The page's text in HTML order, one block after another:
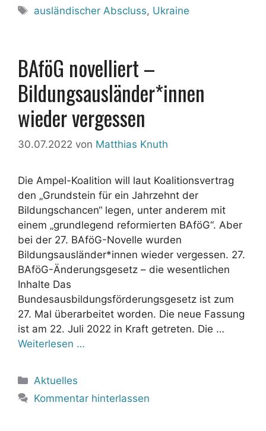
Schlagwörter
ausländischer Abscluss, Ukraine
BAföG novelliert –
Bildungsausländer*innen
wieder vergessen
30.07.2022 von Matthias Knuth
Die Ampel-Koalition will laut Koalitionsvertrag
den „Grundstein für ein Jahrzehnt der
Bildungschancen“ legen, unter anderem mit
einem „grundlegend reformierten BAföG“. Aber
bei der 27. BAföG-Novelle wurden
Bildungsausländer*innen wieder vergessen. 27.
BAföG-Änderungsgesetz – die wesentlichen
Inhalte Das
Bundesausbildungsförderungsgesetz ist zum
27. Mal überarbeitet worden. Die neue Fassung
ist am 22. Juli 2022 in Kraft getreten. Die …
Weiterlesen …
Kategorien
Aktuelles
Kommentar hinterlassen